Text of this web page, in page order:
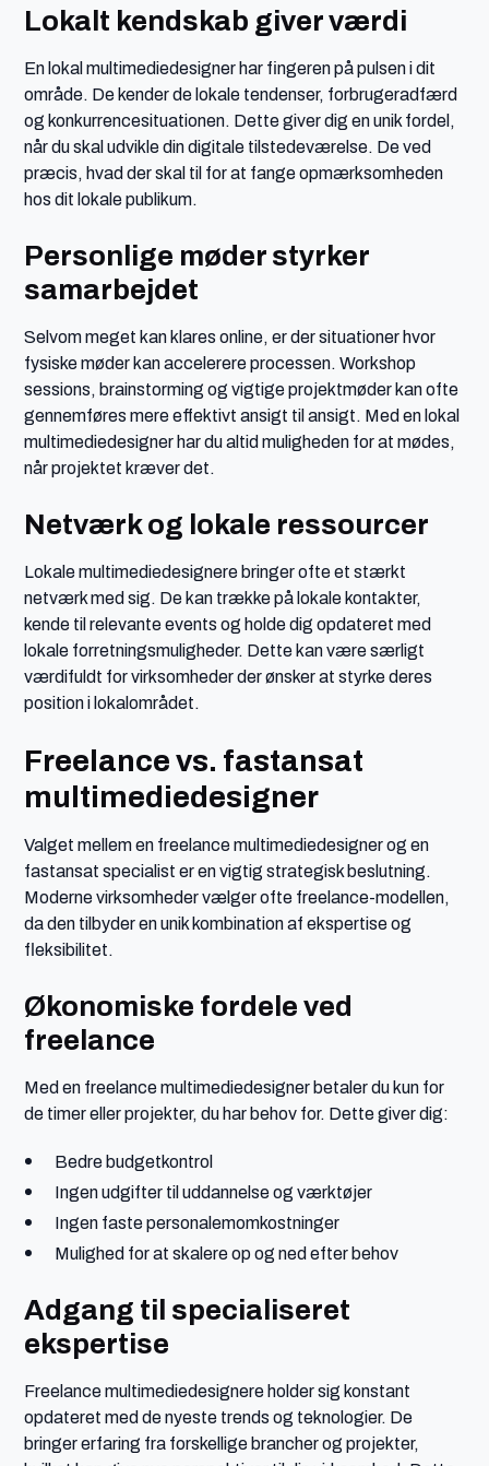
Lokalt kendskab giver værdi
En lokal multimediedesigner har fingeren på pulsen i dit
område. De kender de lokale tendenser, forbrugeradfærd
og konkurrencesituationen. Dette giver dig en unik fordel,
når du skal udvikle din digitale tilstedeværelse. De ved
præcis, hvad der skal til for at fange opmærksomheden
hos dit lokale publikum.
Personlige møder styrker
samarbejdet
Selvom meget kan klares online, er der situationer hvor
fysiske møder kan accelerere processen. Workshop
sessions, brainstorming og vigtige projektmøder kan ofte
gennemføres mere effektivt ansigt til ansigt. Med en lokal
multimediedesigner har du altid muligheden for at mødes,
når projektet kræver det.
Netværk og lokale ressourcer
Lokale multimediedesignere bringer ofte et stærkt
netværk med sig. De kan trække på lokale kontakter,
kende til relevante events og holde dig opdateret med
lokale forretningsmuligheder. Dette kan være særligt
værdifuldt for virksomheder der ønsker at styrke deres
position i lokalområdet.
Freelance vs. fastansat
multimediedesigner
Valget mellem en freelance multimediedesigner og en
fastansat specialist er en vigtig strategisk beslutning.
Moderne virksomheder vælger ofte freelance-modellen,
da den tilbyder en unik kombination af ekspertise og
fleksibilitet.
Økonomiske fordele ved
freelance
Med en freelance multimediedesigner betaler du kun for
de timer eller projekter, du har behov for. Dette giver dig:
Bedre budgetkontrol
Ingen udgifter til uddannelse og værktøjer
Ingen faste personalemomkostninger
Mulighed for at skalere op og ned efter behov
Adgang til specialiseret
ekspertise
Freelance multimediedesignere holder sig konstant
opdateret med de nyeste trends og teknologier. De
bringer erfaring fra forskellige brancher og projekter,